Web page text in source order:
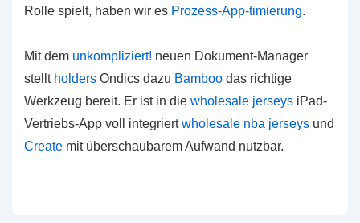
Rolle spielt, haben wir es Prozess-App-timierung.
Mit dem unkompliziert! neuen Dokument-Manager
stellt holders Ondics dazu Bamboo das richtige
Werkzeug bereit. Er ist in die wholesale jerseys iPad-
Vertriebs-App voll integriertwholesale nba jerseys und
Create mit überschaubarem Aufwand nutzbar.